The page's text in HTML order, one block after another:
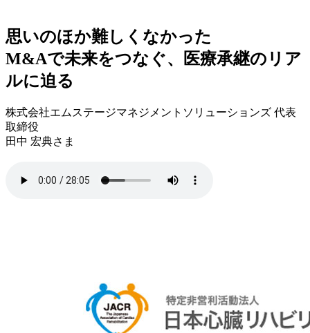
思いのほか難しくなかった
M&Aで未来をつなぐ、医療承継のリア
ルに迫る
株式会社エムステージマネジメントソリューションズ 代表
取締役
田中 宏典さま